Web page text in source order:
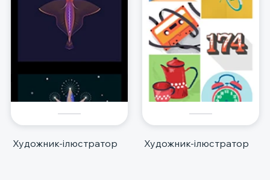
Художник-ілюстратор Художник-ілюстратор